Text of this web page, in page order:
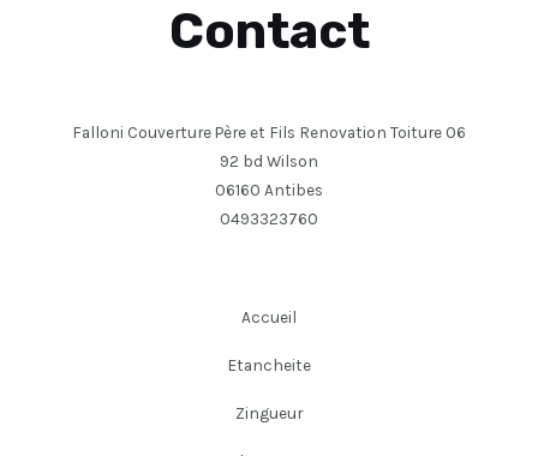
Contact
Falloni Couverture Père et Fils Renovation Toiture 06
92 bd Wilson
06160 Antibes
0493323760
Accueil
Etancheite
Zingueur